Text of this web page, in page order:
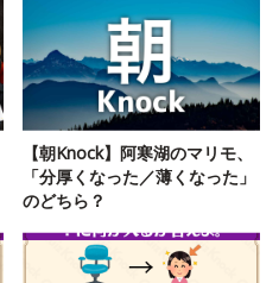
【朝Knock】阿寒湖のマリモ、
「分厚くなった／薄くなった」
のどちら？